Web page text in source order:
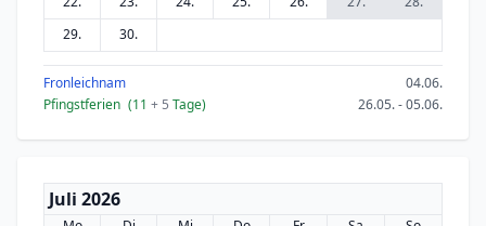
29.
30.
Fronleichnam
04.06.
Pfingstferien (11 + 5 Tage) 26.05. - 05.06.
Juli 2026